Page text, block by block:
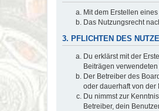
Mit dem Erstellen
Das Nutzungsrecht
3. PFLICHTEN DES
Du erklärst mit der
Beiträgen
Der Betreiber des
oder dauerhaft von der
Du nimmst zur
Betreiber, dein